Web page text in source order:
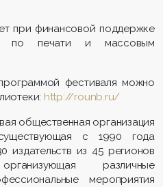
при финансовой поддержке
по печати и массовым
фестиваля можно
http://rounb.ru/
общественная организация
с 1990 года
из 45 регионов
различные
мероприятия